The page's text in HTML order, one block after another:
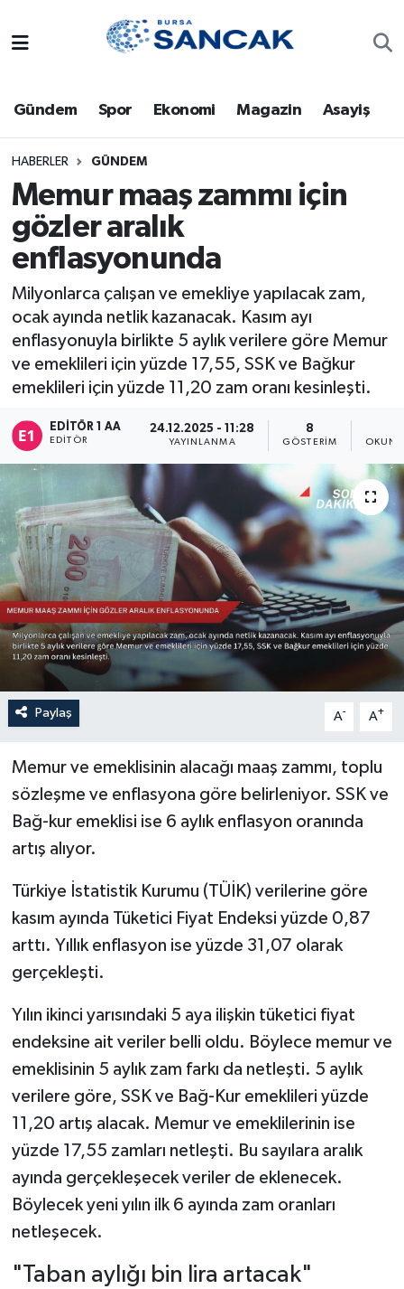
Gündem Spor Ekonomi Magazin Asayiş
HABERLER GÜNDEM
Memur maaş zammı için
gözler aralık
enflasyonunda
Milyonlarca çalışan ve emekliye yapılacak zam,
ocak ayında netlik kazanacak. Kasım ayı
enflasyonuyla birlikte 5 aylık verilere göre Memur
ve emeklileri için yüzde 17,55, SSK ve Bağkur
emeklileri için yüzde 11,20 zam oranı kesinleşti.
EDITÖR 1 AA
EDITÖR
24.12.2025 - 11:28
YAYINLANMA
8
GÖSTERIM
Paylaş A- A+
Memur ve emeklisinin alacağı maaş zammı, toplu
sözleşme ve enflasyona göre belirleniyor. SSK ve
Bağ-kur emeklisi ise 6 aylık enflasyon oranında
artış alıyor.
Türkiye İstatistik Kurumu (TÜİK) verilerine göre
kasım ayında Tüketici Fiyat Endeksi yüzde 0,87
arttı. Yıllık enflasyon ise yüzde 31,07 olarak
gerçekleşti.
Yılın ikinci yarısındaki 5 aya ilişkin tüketici fiyat
endeksine ait veriler belli oldu. Böylece memur ve
emeklisinin 5 aylık zam farkı da netleşti. 5 aylık
verilere göre, SSK ve Bağ-Kur emeklileri yüzde
11,20 artış alacak. Memur ve emeklilerinin ise
yüzde 17,55 zamları netleşti. Bu sayılara aralık
ayında gerçekleşecek veriler de eklenecek.
Böylecek yeni yılın ilk 6 ayında zam oranları
netleşecek.
"Taban aylığı bin lira artacak"
Bursa
Dünya
Eğitim
Ekonomi
Genel
Gündem
Magazin
Sağlık
Spor
Türkiye
Trafik Durumu
Süper Lig Puan Durumu ve Fikstür
Tüm Manşetler
Son Dakika Haberleri
Haber Arşivi